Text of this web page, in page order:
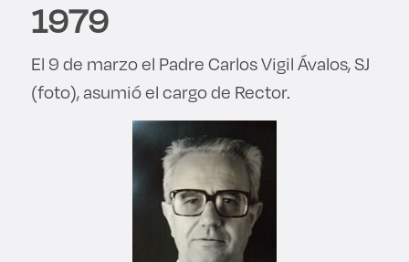
1979
El 9 de marzo el Padre Carlos Vigil Ávalos, SJ
(foto), asumió el cargo de Rector.